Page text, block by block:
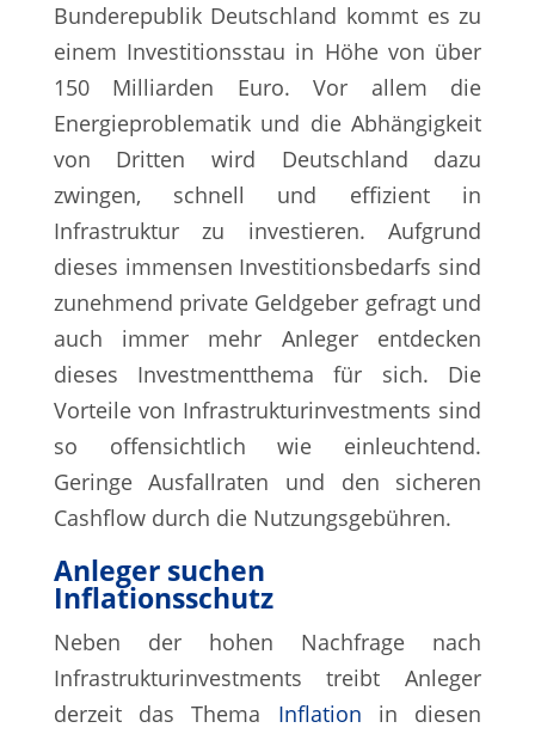
Bunderepublik Deutschland kommt es zu
einem Investitionsstau in Höhe von über
150 Milliarden Euro. Vor allem die
Energieproblematik und die Abhängigkeit
von Dritten wird Deutschland dazu
zwingen, schnell und effizient in
Infrastruktur zu investieren. Aufgrund
dieses immensen Investitionsbedarfs sind
zunehmend private Geldgeber gefragt und
auch immer mehr Anleger entdecken
dieses Investmentthema für sich. Die
Vorteile von Infrastrukturinvestments sind
so offensichtlich wie einleuchtend.
Geringe Ausfallraten und den sicheren
Cashflow durch die Nutzungsgebühren.
Anleger suchen
Inflationsschutz
Neben der hohen Nachfrage nach
Infrastrukturinvestments treibt Anleger
derzeit das Thema Inflation in diesen